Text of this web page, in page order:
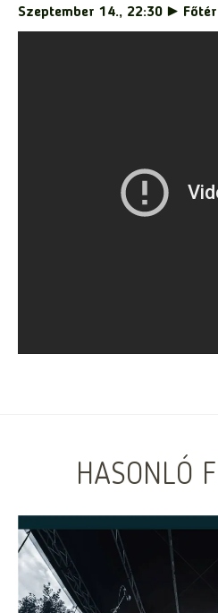
Szeptember 14., 22:30 ► Főtér
HASONLÓ